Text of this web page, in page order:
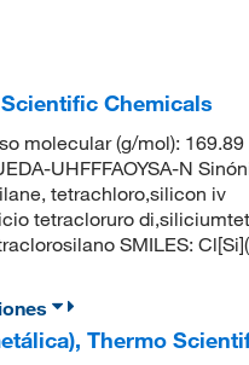
Chemicals
molecular (g/mol):
UHFFFAOYSA-N
tetrachloro,silicon iv
tetracloruro
SMILES:
Thermo